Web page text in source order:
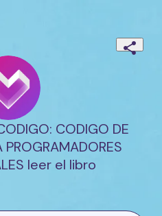
CODIGO DE
PROGRAMADORES
leer el libro